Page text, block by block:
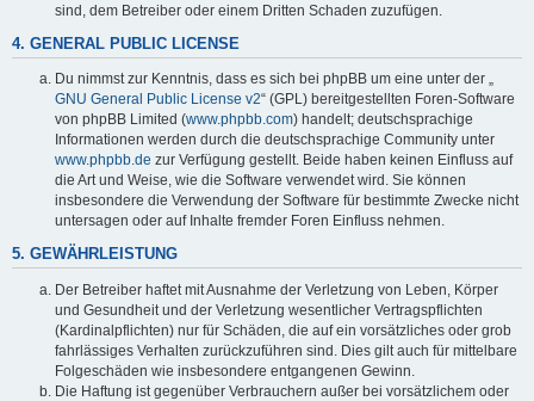
sind, dem Betreiber oder einem Dritten Schaden zuzufügen.
4. GENERAL PUBLIC LICENSE
Du nimmst zur Kenntnis, dass es sich bei phpBB um eine unter der „
GNU General Public License v2“ (GPL) bereitgestellten Foren-Software
von phpBB Limited (www.phpbb.com) handelt; deutschsprachige
Informationen werden durch die deutschsprachige Community unter
www.phpbb.de zur Verfügung gestellt. Beide haben keinen Einfluss auf
die Art und Weise, wie die Software verwendet wird. Sie können
insbesondere die Verwendung der Software für bestimmte Zwecke nicht
untersagen oder auf Inhalte fremder Foren Einfluss nehmen.
5. GEWÄHRLEISTUNG
Der Betreiber haftet mit Ausnahme der Verletzung von Leben, Körper
und Gesundheit und der Verletzung wesentlicher Vertragspflichten
(Kardinalpflichten) nur für Schäden, die auf ein vorsätzliches oder grob
fahrlässiges Verhalten zurückzuführen sind. Dies gilt auch für mittelbare
Folgeschäden wie insbesondere entgangenen Gewinn.
Die Haftung ist gegenüber Verbrauchern außer bei vorsätzlichem oder